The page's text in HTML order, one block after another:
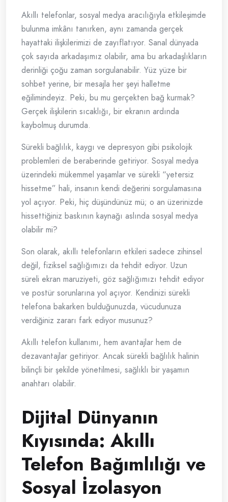
Akıllı telefonlar, sosyal medya aracılığıyla etkileşimde
bulunma imkânı tanırken, aynı zamanda gerçek
hayattaki ilişkilerimizi de zayıflatıyor. Sanal dünyada
çok sayıda arkadaşımız olabilir, ama bu arkadaşlıkların
derinliği çoğu zaman sorgulanabilir. Yüz yüze bir
sohbet yerine, bir mesajla her şeyi halletme
eğilimindeyiz. Peki, bu mu gerçekten bağ kurmak?
Gerçek ilişkilerin sıcaklığı, bir ekranın ardında
kaybolmuş durumda.
Sürekli bağlılık, kaygı ve depresyon gibi psikolojik
problemleri de beraberinde getiriyor. Sosyal medya
üzerindeki mükemmel yaşamlar ve sürekli “yetersiz
hissetme” hali, insanın kendi değerini sorgulamasına
yol açıyor. Peki, hiç düşündünüz mü; o an üzerinizde
hissettiğiniz baskının kaynağı aslında sosyal medya
olabilir mi?
Son olarak, akıllı telefonların etkileri sadece zihinsel
değil, fiziksel sağlığımızı da tehdit ediyor. Uzun
süreli ekran maruziyeti, göz sağlığımızı tehdit ediyor
ve postür sorunlarına yol açıyor. Kendinizi sürekli
telefona bakarken bulduğunuzda, vücudunuza
verdiğiniz zararı fark ediyor musunuz?
Akıllı telefon kullanımı, hem avantajlar hem de
dezavantajlar getiriyor. Ancak sürekli bağlılık halinin
bilinçli bir şekilde yönetilmesi, sağlıklı bir yaşamın
anahtarı olabilir.
Dijital Dünyanın
Kıyısında: Akıllı
Telefon Bağımlılığı ve
Sosyal İzolasyon